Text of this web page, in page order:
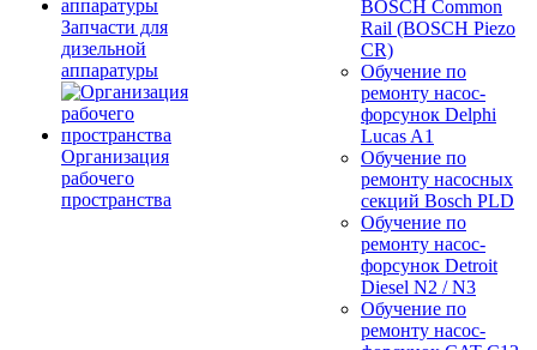
Запчасти для
дизельной
аппаратуры
Организация
рабочего
пространства
BOSCH Common
Rail (BOSCH Piezo
CR)
Обучение по
ремонту насос-
форсунок Delphi
Lucas A1
Обучение по
ремонту насосных
секций Bosch PLD
Обучение по
ремонту насос-
форсунок Detroit
Diesel N2 / N3
Обучение по
ремонту насос-